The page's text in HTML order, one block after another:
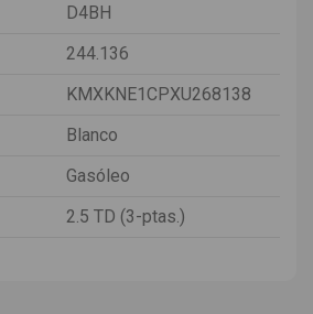
D4BH
244.136
KMXKNE1CPXU268138
Blanco
Gasóleo
2.5 TD (3-ptas.)